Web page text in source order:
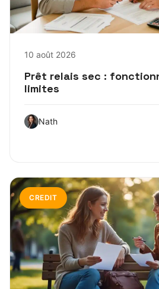
10 août 2026
Prêt relais sec :
limites
Nath
CREDIT